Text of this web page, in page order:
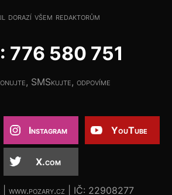
dorazí všem redaktorům
776 580 751
SMSkujte, odpovíme
Instagram YouTube
X.com
| www.pozary.cz | IČ: 22908277